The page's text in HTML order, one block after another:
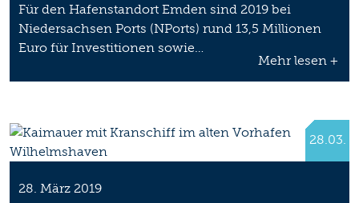
Für den Hafenstandort Emden sind 2019 bei
Niedersachsen Ports (NPorts) rund 13,5 Millionen
Euro für Investitionen sowie…
Mehr lesen +
28.03.
28. März 2019